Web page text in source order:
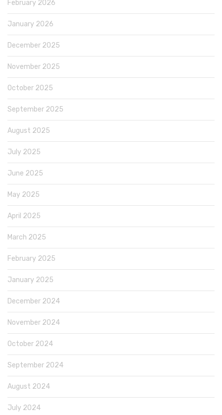
February 2026
January 2026
December 2025
November 2025
October 2025
September 2025
August 2025
July 2025
June 2025
May 2025
April 2025
March 2025
February 2025
January 2025
December 2024
November 2024
October 2024
September 2024
August 2024
July 2024